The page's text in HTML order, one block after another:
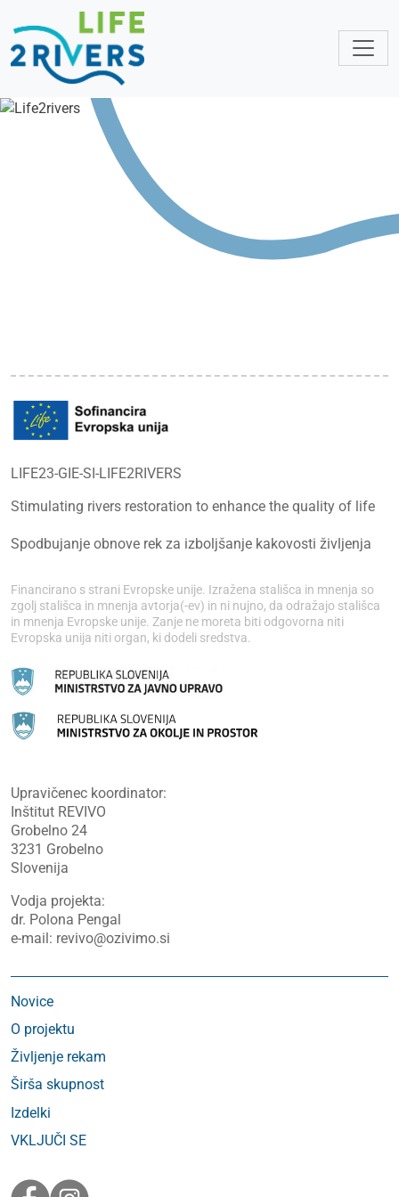
LIFE23-GIE-SI-LIFE2RIVERS
Stimulating rivers restoration to enhance the quality of life
Spodbujanje obnove rek za izboljšanje kakovosti življenja
Financirano s strani Evropske unije. Izražena stališca in mnenja so
zgolj stališca in mnenja avtorja(-ev) in ni nujno, da odražajo stališca
in mnenja Evropske unije. Zanje ne moreta biti odgovorna niti
Evropska unija niti organ, ki dodeli sredstva.
Upravičenec koordinator:
Inštitut REVIVO
Grobelno 24
3231 Grobelno
Slovenija
Vodja projekta:
dr. Polona Pengal
e-mail: revivo@ozivimo.si
Novice
O projektu
Življenje rekam
Širša skupnost
Izdelki
VKLJUČI SE